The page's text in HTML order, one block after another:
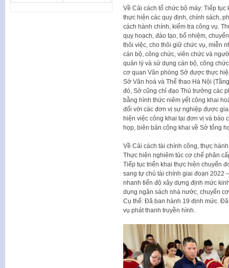
Về Cải cách tổ chức bộ máy: Tiếp
thực hiện các quy định, chính sách,
cách hành chính, kiểm tra công vụ.
quy hoạch, đào tạo, bổ nhiệm,
thôi việc, cho thôi giữ chức vụ, miễn
cán bộ, công chức, viên chức và
quản lý và sử dụng cán bộ, công
cơ quan Văn phòng Sở được thực
Sở Văn hoá và Thể thao Hà Nội
đó, Sở cũng chỉ đạo Thủ trưởng các
bằng hình thức niêm yết công khai
đối với các đơn vị sự nghiệp được
hiện việc công khai tại đơn vị và báo
họp, biên bản công khai về Sở tổng
Về Cải cách tài chính công, thực
Thực hiện nghiêm túc cơ chế phân
Tiếp tục triển khai thực hiện chuyển
sang tự chủ tài chính giai đoạn 2022
nhanh tiến độ xây dựng định mức
dụng ngân sách nhà nước, chuyển
Cụ thể: Đã ban hành 19 định mức.
vụ phát thanh truyền hình.